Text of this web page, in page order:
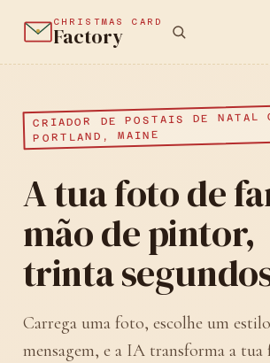
CHRISTMAS CARD
Factory
CRIADOR DE POSTAIS DE NATAL
PORTLAND, MAINE
A tua foto de
mão de pintor,
trinta
Carrega uma foto, escolhe um
mensagem, e a IA transforma a